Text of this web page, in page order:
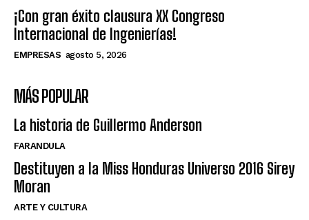
¡Con gran éxito clausura XX Congreso
Internacional de Ingenierías!
EMPRESAS agosto 5, 2026
MÁS POPULAR
La historia de Guillermo Anderson
FARANDULA
Destituyen a la Miss Honduras Universo 2016 Sirey
Moran
ARTE Y CULTURA